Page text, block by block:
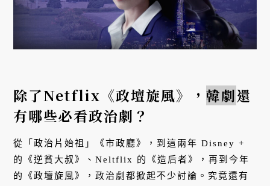
除了Netflix《政壇旋風》，韓劇還
有哪些必看政治劇？
從「政治片始祖」《市政廳》，到這兩年 Disney +
的《逆貧大叔》、Neltflix 的《造后者》，再到今年
的《政壇旋風》，政治劇都掀起不少討論。究竟還有